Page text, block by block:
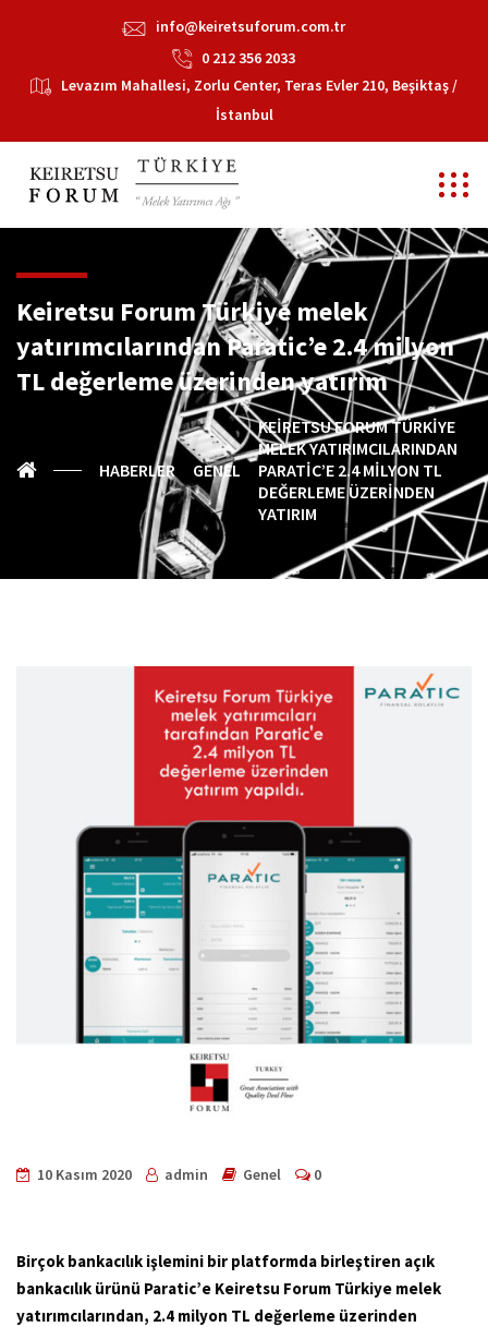
info@keiretsuforum.com.tr
0 212 356 2033
Levazım Mahallesi, Zorlu Center, Teras Evler 210, Beşiktaş /
İstanbul
Keiretsu Forum Türkiye melek
yatırımcılarından Paratic’e 2.4 milyon
TL değerleme üzerinden yatırım
HABERLER GENEL
KEIRETSU FORUM TÜRKIYE
MELEK YATIRIMCILARINDAN
PARATIC’E 2.4 MILYON TL
DEĞERLEME ÜZERINDEN
YATIRIM
10 Kasım 2020 admin Genel 0
Birçok bankacılık işlemini bir platformda birleştiren açık
bankacılık ürünü Paratic’e Keiretsu Forum Türkiye melek
yatırımcılarından, 2.4 milyon TL değerleme üzerinden